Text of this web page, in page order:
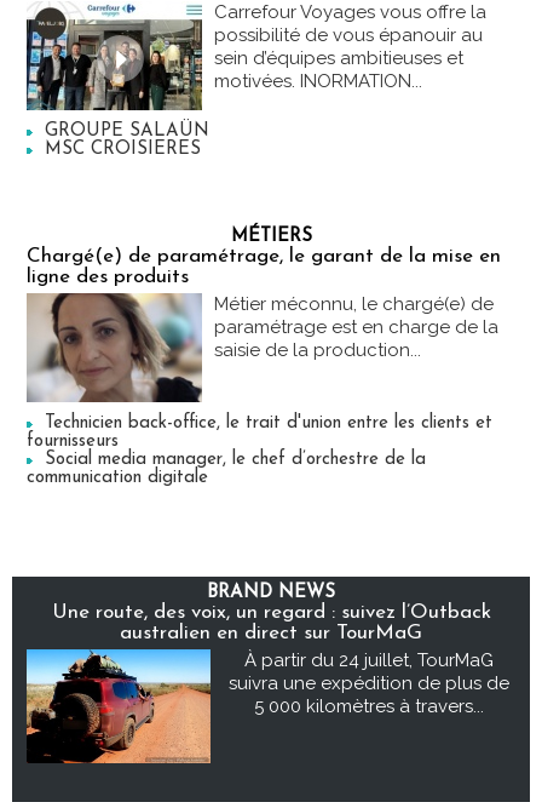
Carrefour Voyages vous offre la
possibilité de vous épanouir au
sein d’équipes ambitieuses et
motivées. INORMATION...
GROUPE SALAÜN
MSC CROISIERES
MÉTIERS
Chargé(e) de paramétrage, le garant de la mise en
ligne des produits
Métier méconnu, le chargé(e) de
paramétrage est en charge de la
saisie de la production...
Technicien back-office, le trait d'union entre les clients et
fournisseurs
Social media manager, le chef d’orchestre de la
communication digitale
BRAND NEWS
Une route, des voix, un regard : suivez l’Outback
australien en direct sur TourMaG
À partir du 24 juillet, TourMaG
suivra une expédition de plus de
5 000 kilomètres à travers...